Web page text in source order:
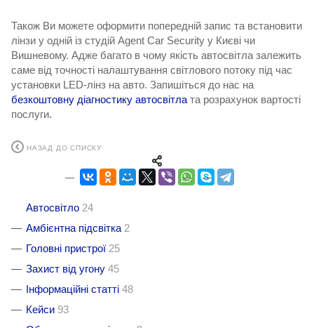
Також Ви можете оформити попередній запис та встановити
лінзи у одній із студій Agent Car Security у Києві чи
Вишневому. Адже багато в чому якість автосвітла залежить
саме від точності налаштування світлового потоку під час
установки LED-лінз на авто. Запишіться до нас на
безкоштовну діагностику автосвітла та розрахунок вартості
послуги.
НАЗАД ДО СПИСКУ
Автосвітло 24
Амбієнтна підсвітка 2
Головні пристрої 25
Захист від угону 45
Інформаційні статті 48
Кейси 93